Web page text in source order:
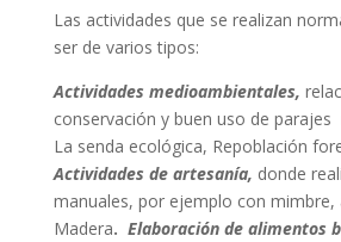
Las actividades que se realizan
ser de varios tipos:
Actividades medioambientales,
conservación y buen uso de
La senda ecológica, Repoblación
Actividades de artesanía, donde
manuales, por ejemplo con mimbre,
Madera. Elaboración de alimentos